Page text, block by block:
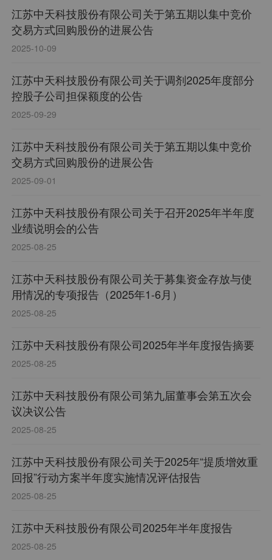
江苏中天科技股份有限公司关于第五期以集中竞价
交易方式回购股份的进展公告
2025-10-09
江苏中天科技股份有限公司关于调剂2025年度部分
控股子公司担保额度的公告
2025-09-29
江苏中天科技股份有限公司关于第五期以集中竞价
交易方式回购股份的进展公告
2025-09-01
江苏中天科技股份有限公司关于召开2025年半年度
业绩说明会的公告
2025-08-25
江苏中天科技股份有限公司关于募集资金存放与使
用情况的专项报告（2025年1-6月）
2025-08-25
江苏中天科技股份有限公司2025年半年度报告摘要
2025-08-25
江苏中天科技股份有限公司第九届董事会第五次会
议决议公告
2025-08-25
江苏中天科技股份有限公司关于2025年“提质增效重
回报”行动方案半年度实施情况评估报告
2025-08-25
江苏中天科技股份有限公司2025年半年度报告
2025-08-25